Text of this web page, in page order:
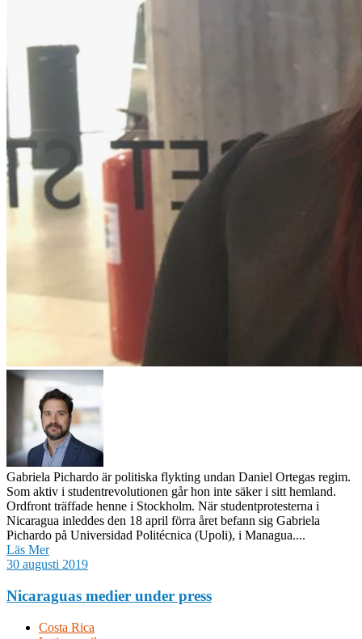
Gabriela Pichardo är politiska flykting undan Daniel Ortegas regim.
Som aktiv i studentrevolutionen går hon inte säker i sitt hemland.
Ordfront träffade henne i Stockholm. När studentprotesterna i
Nicaragua inleddes den 18 april förra året befann sig Gabriela
Pichardo på Universidad Politécnica (Upoli), i Managua....
Läs Mer
30 augusti 2019
Nicaraguas medier under press
Costa Rica